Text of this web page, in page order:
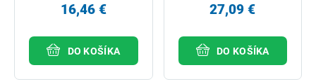
16,46 €
DO KOŠÍKA
27,09 €
DO KOŠÍKA